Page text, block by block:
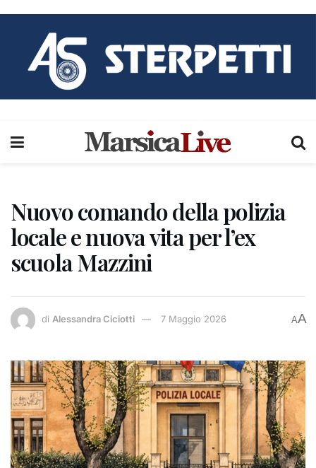
Nuovo comando della polizia
locale e nuova vita per l’ex
scuola Mazzini
di Alessandra Ciciotti 7 Maggio 2026 AA